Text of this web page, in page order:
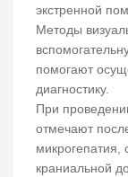
экстренной
Методы
помогают
диагностику.
При
отмечают
микрогепатия,
краниальной